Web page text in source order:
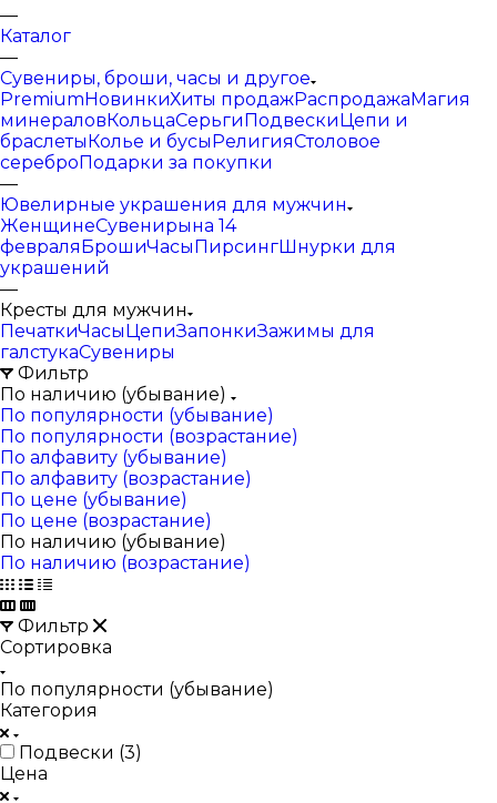
—
Каталог
—
Сувениры, броши, часы и другое
PremiumНовинкиХиты продажРаспродажаМагия
минераловКольцаСерьгиПодвескиЦепи и
браслетыКолье и бусыРелигияСтоловое
сереброПодарки за покупки
—
Ювелирные украшения для мужчин
ЖенщинеСувенирына 14
февраляБрошиЧасыПирсингШнурки для
украшений
—
Кресты для мужчин
ПечаткиЧасыЦепиЗапонкиЗажимы для
галстукаСувениры
Фильтр
По наличию (убывание)
По популярности (убывание)
По популярности (возрастание)
По алфавиту (убывание)
По алфавиту (возрастание)
По цене (убывание)
По цене (возрастание)
По наличию (убывание)
По наличию (возрастание)
Фильтр
Сортировка
По популярности (убывание)
Категория
Подвески (3)
Цена